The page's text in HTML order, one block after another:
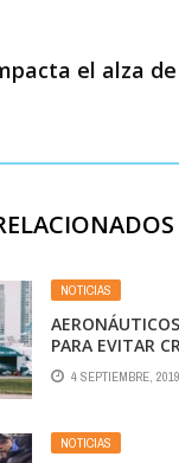
el alza
NOTICIAS
PARA EVITAR
ELECCIONES DE
4 SEPTIEMBRE, 2019
NOTICIAS